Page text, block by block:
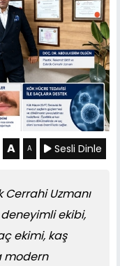
A A Sesli Dinle
Cerrahi Uzmanı
ekibi,
ekimi, kaş
modern